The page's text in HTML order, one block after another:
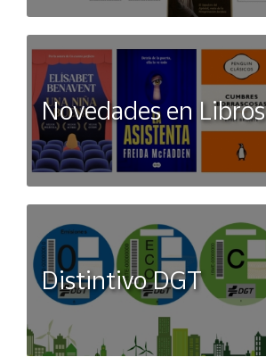
Novedades en Libros
Distintivo DGT